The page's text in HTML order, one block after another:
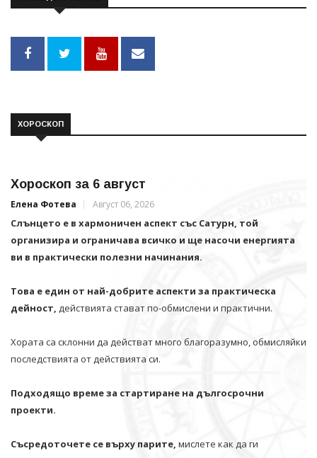
ХОРОСКОП
Хороскоп за 6 август
Елена Фотева Август 06, 2026
Слънцето е в хармоничен аспект със Сатурн, той
организира и ограничава всичко и щe насочи енергията
ви в практически полезни начинания.
Това е един от най-добрите аспекти за практическа
дейност, действията стават по-обмислени и практични.
Хората са склонни да действат много благоразумно, обмисляйки
последствията от действията си.
Подходящо време за стартиране на дългосрочни
проекти.
Съсредоточете се върху парите, мислете как да ги